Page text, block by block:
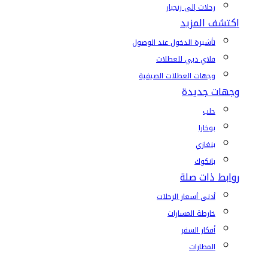
رحلات إلى زنجبار
اكتشف المزيد
تأشيرة الدخول عند الوصول
فلاي دبي للعطلات
وجهات العطلات الصيفية
وجهات جديدة
حلب
بوخارا
بنغازي
بانكوك
روابط ذات صلة
أدنى أسعار الرحلات
خارطة المسارات
أفكار السفر
المطارات